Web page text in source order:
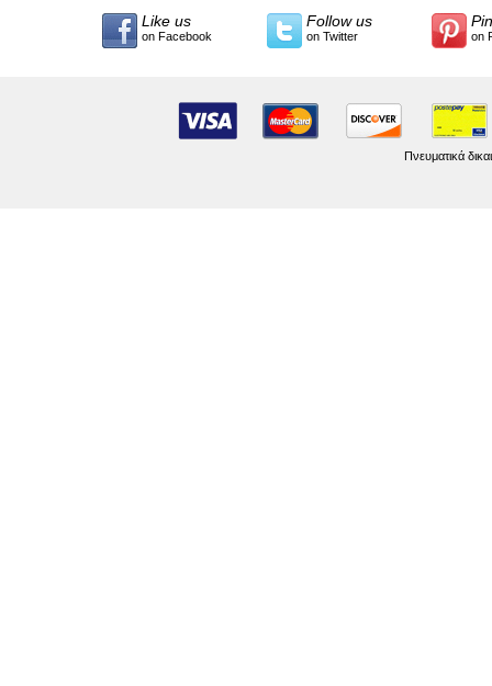
Like us
on Facebook
Follow us
on Twitter on
Πνευματικά